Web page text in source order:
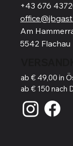
+43 676
Am
5542 Flachau
ab € 49,00 in
ab € 150 nach